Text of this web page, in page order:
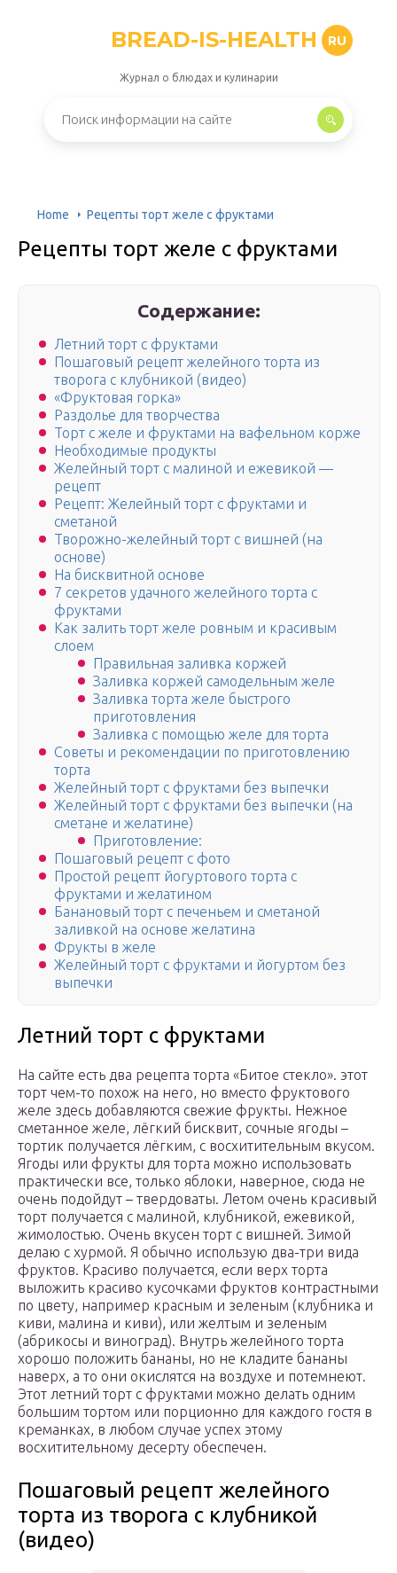
BREAD-IS-HEALTH RU
Журнал о блюдах и кулинарии
Home Рецепты торт желе с фруктами
Рецепты торт желе с фруктами
Содержание:
Летний торт с фруктами
Пошаговый рецепт желейного торта из
творога с клубникой (видео)
«Фруктовая горка»
Раздолье для творчества
Торт с желе и фруктами на вафельном корже
Необходимые продукты
Желейный торт с малиной и ежевикой —
рецепт
Рецепт: Желейный торт с фруктами и
сметаной
Творожно-желейный торт с вишней (на
основе)
На бисквитной основе
7 секретов удачного желейного торта с
фруктами
Как залить торт желе ровным и красивым
слоем
Правильная заливка коржей
Заливка коржей самодельным желе
Заливка торта желе быстрого
приготовления
Заливка с помощью желе для торта
Советы и рекомендации по приготовлению
торта
Желейный торт с фруктами без выпечки
Желейный торт с фруктами без выпечки (на
сметане и желатине)
Приготовление:
Пошаговый рецепт с фото
Простой рецепт йогуртового торта с
фруктами и желатином
Банановый торт с печеньем и сметаной
заливкой на основе желатина
Фрукты в желе
Желейный торт с фруктами и йогуртом без
выпечки
Летний торт с фруктами
На сайте есть два рецепта торта «Битое стекло». этот
торт чем-то похож на него, но вместо фруктового
желе здесь добавляются свежие фрукты. Нежное
сметанное желе, лёгкий бисквит, сочные ягоды –
тортик получается лёгким, с восхитительным вкусом.
Ягоды или фрукты для торта можно использовать
практически все, только яблоки, наверное, сюда не
очень подойдут – твердоваты. Летом очень красивый
торт получается с малиной, клубникой, ежевикой,
жимолостью. Очень вкусен торт с вишней. Зимой
делаю с хурмой. Я обычно использую два-три вида
фруктов. Красиво получается, если верх торта
выложить красиво кусочками фруктов контрастными
по цвету, например красным и зеленым (клубника и
киви, малина и киви), или желтым и зеленым
(абрикосы и виноград). Внутрь желейного торта
хорошо положить бананы, но не кладите бананы
наверх, а то они окислятся на воздухе и потемнеют.
Этот летний торт с фруктами можно делать одним
большим тортом или порционно для каждого гостя в
креманках, в любом случае успех этому
восхитительному десерту обеспечен.
Пошаговый рецепт желейного
торта из творога с клубникой
(видео)